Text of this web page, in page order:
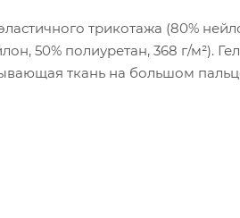
трикотажа (80%
50% полиуретан, 368 г/м²).
ткань на большом